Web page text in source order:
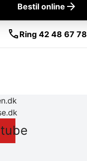
Bestil online arrow_forward
callRing 42 48 67 78